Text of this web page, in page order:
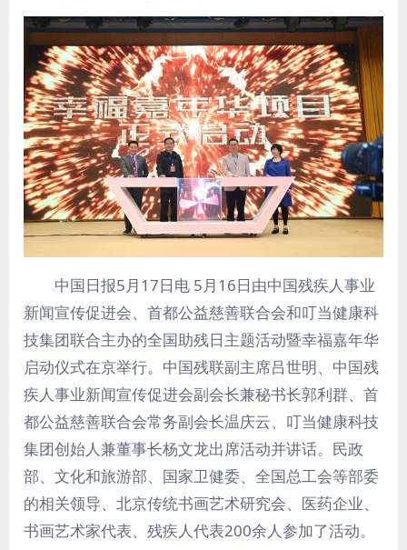
中国日报5月17日电 5月16日由中国残疾人事业
新闻宣传促进会、首都公益慈善联合会和叮当健康科
技集团联合主办的全国助残日主题活动暨幸福嘉年华
启动仪式在京举行。中国残联副主席吕世明、中国残
疾人事业新闻宣传促进会副会长兼秘书长郭利群、首
都公益慈善联合会常务副会长温庆云、叮当健康科技
集团创始人兼董事长杨文龙出席活动并讲话。民政
部、文化和旅游部、国家卫健委、全国总工会等部委
的相关领导、北京传统书画艺术研究会、医药企业、
书画艺术家代表、残疾人代表200余人参加了活动。